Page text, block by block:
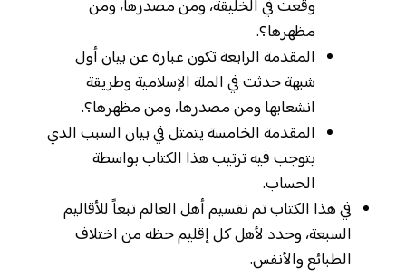
وقعت في الخليقة، ومن مصدرها، ومن
مظهرها؟.
المقدمة الرابعة تكون عبارة عن بيان أول
شبهة حدثت في الملة الإسلامية وطريقة
انشعابها ومن مصدرها، ومن مظهرها؟.
المقدمة الخامسة يتمثل في بيان السبب الذي
يتوجب فيه ترتيب هذا الكتاب بواسطة
الحساب.
في هذا الكتاب تم تقسيم أهل العالم تبعاً للأقاليم
السبعة، وحدد لأهل كل إقليم حظه من اختلاف
الطبائع والأنفس.